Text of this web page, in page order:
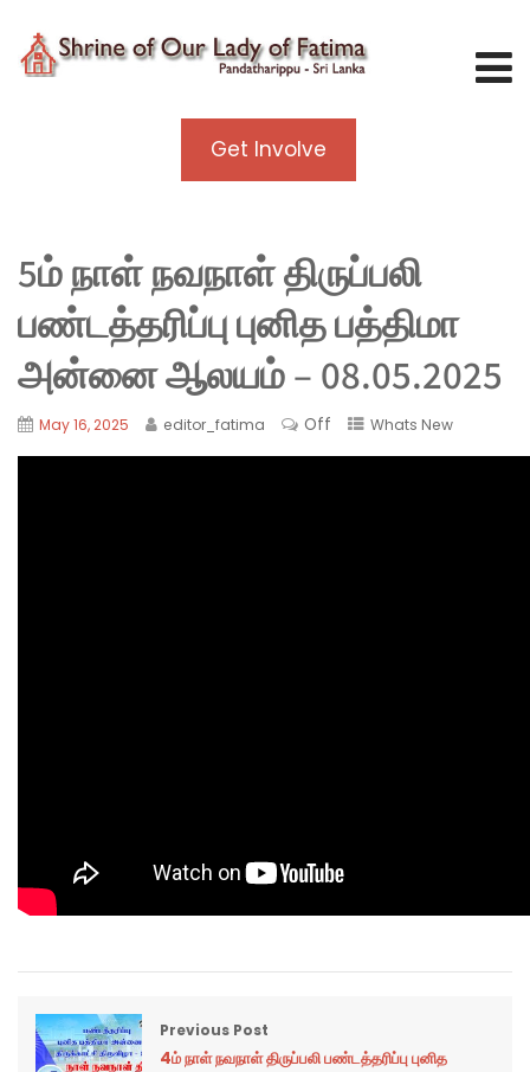
Get Involve
5ம் நாள் நவநாள் திருப்பலி
பண்டத்தரிப்பு புனித பத்திமா
அன்னை ஆலயம் – 08.05.2025
May 16, 2025 editor_fatima Off Whats New
Previous Post
4ம் நாள் நவநாள் திருப்பலி பண்டத்தரிப்பு புனித